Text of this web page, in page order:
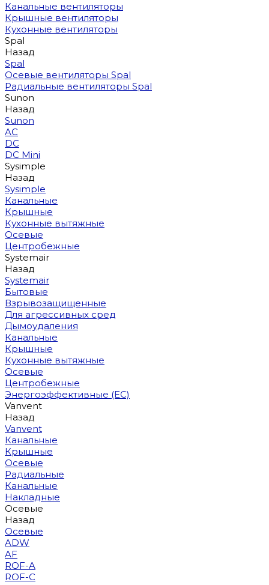
Канальные вентиляторы
Крышные вентиляторы
Кухонные вентиляторы
Spal
Назад
Spal
Осевые вентиляторы Spal
Радиальные вентиляторы Spal
Sunon
Назад
Sunon
AC
DC
DC Mini
Sysimple
Назад
Sysimple
Канальные
Крышные
Кухонные вытяжные
Осевые
Центробежные
Systemair
Назад
Systemair
Бытовые
Взрывозащищенные
Для агрессивных сред
Дымоудаления
Канальные
Крышные
Кухонные вытяжные
Осевые
Центробежные
Энергоэффективные (EC)
Vanvent
Назад
Vanvent
Канальные
Крышные
Осевые
Радиальные
Канальные
Накладные
Осевые
Назад
Осевые
ADW
AF
ROF-A
ROF-C